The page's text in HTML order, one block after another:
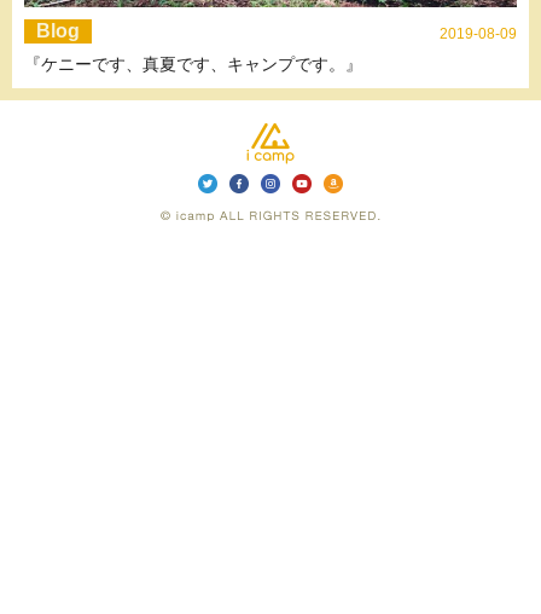
Blog 2019-08-09
『ケニーです、真夏です、キャンプです。』